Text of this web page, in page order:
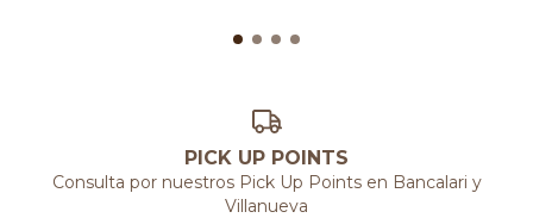
PICK UP POINTS
Consulta por nuestros Pick Up Points en Bancalari y
Villanueva